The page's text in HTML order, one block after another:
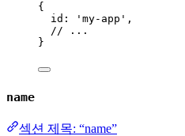
{
id:
' my-app ' ,
// ...
}
name
섹션 제목: “name”